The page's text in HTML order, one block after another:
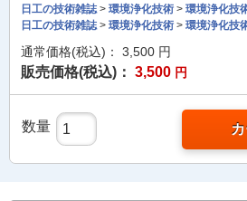
日工の技術雑誌> 環境浄化技術 > 環境浄化技
日工の技術雑誌> 環境浄化技術 > 環境浄化
通常価格(税込)： 3,500 円
販売価格(税込)： 3,500 円
数量